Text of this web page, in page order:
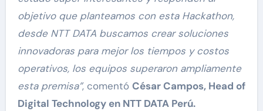
objetivo que planteamos con esta Hackathon,
desde NTT DATA buscamos crear soluciones
innovadoras para mejor los tiempos y costos
operativos, los equipos superaron ampliamente
esta premisa”, comentó César Campos, Head of
Digital Technology en NTT DATA Perú.